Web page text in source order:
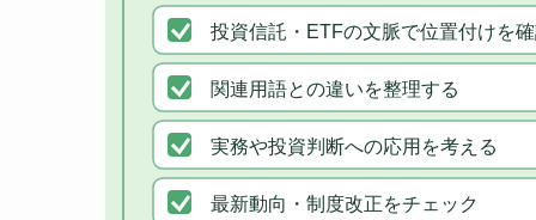
投資信託・ETFの文脈で位置付けを
関連用語との違いを整理する
実務や投資判断への応用を考える
最新動向・制度改正をチェック